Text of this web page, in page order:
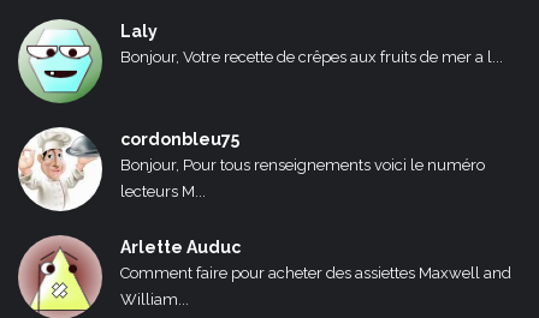
Laly
Bonjour, Votre recette de crêpes aux fruits de mer a l...
cordonbleu75
Bonjour, Pour tous renseignements voici le numéro
lecteurs M...
Arlette Auduc
Comment faire pour acheter des assiettes Maxwell and
William...